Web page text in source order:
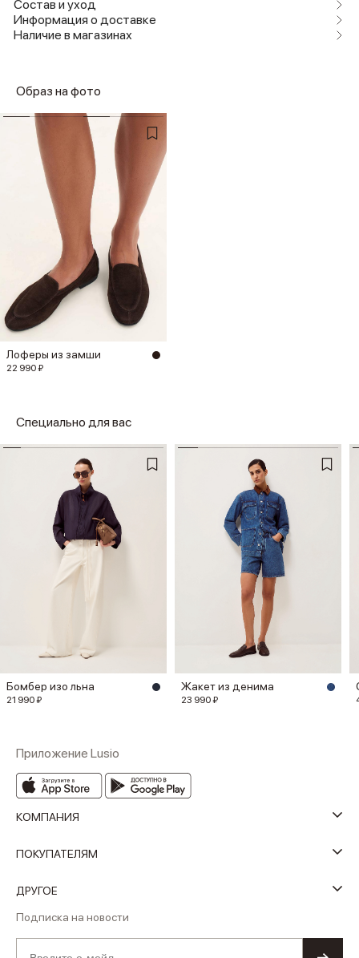
Состав и уход
Информация о доставке
Наличие в магазинах
Образ на фото
Лоферы из замши
22 990 ₽
Специально для вас
Бомбер изо льна
21 990 ₽
Жакет из денима
23 990 ₽
Приложение Lusio
КОМПАНИЯ
ПОКУПАТЕЛЯМ
ДРУГОЕ
Подписка на новости